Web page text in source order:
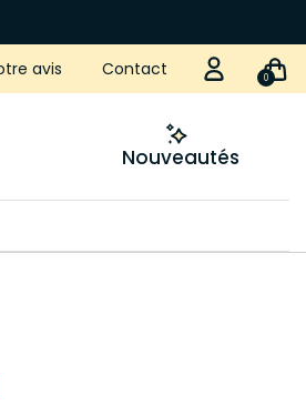
avis Contact 0
Nouveautés